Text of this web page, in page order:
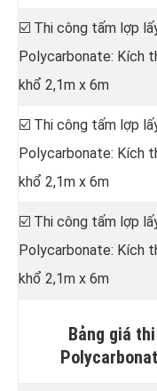
☑️ Thi công tấm lợp
Polycarbonate: Kích
khổ 2,1m x 6m
☑️ Thi công tấm lợp
Polycarbonate: Kích
khổ 2,1m x 6m
☑️ Thi công tấm lợp
Polycarbonate: Kích
khổ 2,1m x 6m
Bảng giá